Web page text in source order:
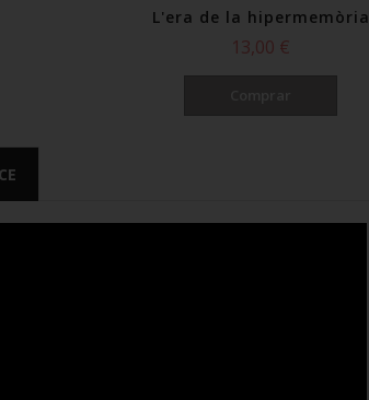
L'era de la hipermemòria
13,00 €